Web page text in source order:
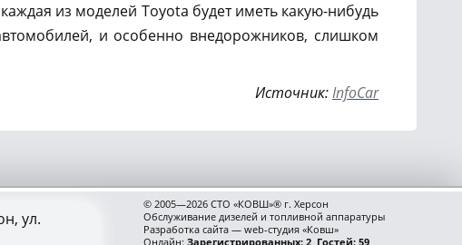
из моделей Toyota будет иметь какую-нибудь
и особенно внедорожников, слишком
Источник:InfoCar
ул.
© 2005—2026 СТО «КОВШ»® г. Херсон
Обслуживание дизелей и топливной аппаратуры
Разработка сайта — web-студия «Ковш»
Онлайн: Зарегистрированных: 2, Гостей: 59